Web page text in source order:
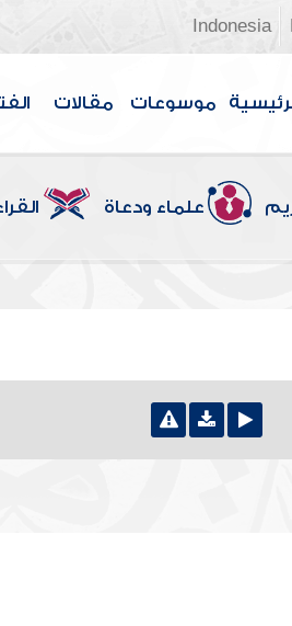
Indonesia
موسوعات مقالات
علماء ودعاة